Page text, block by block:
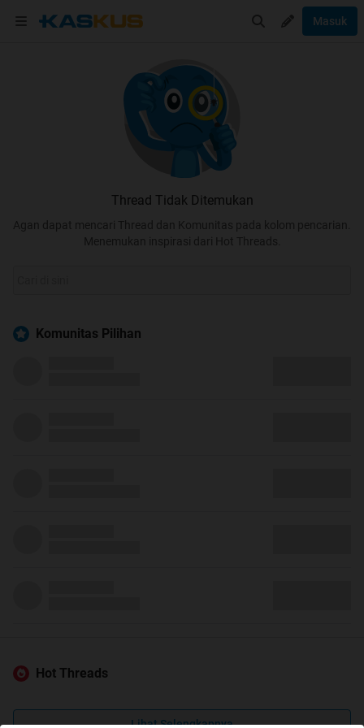
Masuk
Thread Tidak Ditemukan
Agan dapat mencari Thread dan Komunitas pada kolom pencarian.
Menemukan inspirasi dari Hot Threads.
Komunitas Pilihan
Hot Threads
Lihat Selengkapnya